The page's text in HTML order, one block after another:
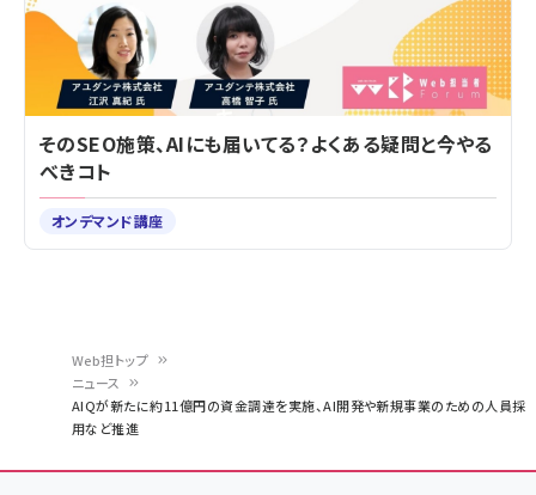
く
Web担トップ
ニュース
AIQが新たに約11億円の資金調達を実施、AI開発や新規事業のための人員採
用など推進
そのSEO施策、AIにも届いてる？よくある疑問と今やる
べきコト
オンデマンド講座